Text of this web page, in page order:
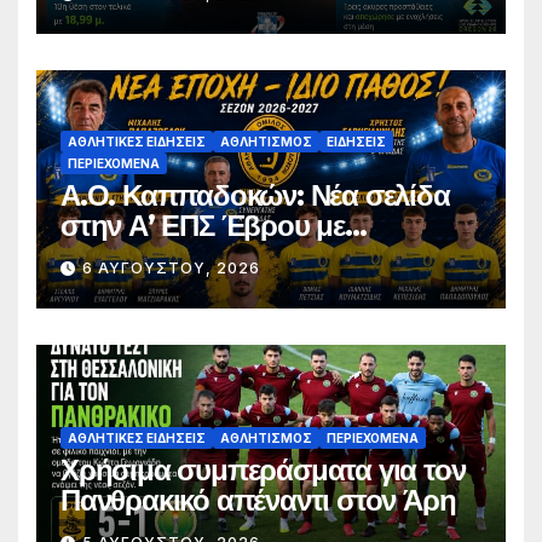
Παπαδόπουλος στον τελικό
ΑΘΛΗΤΙΚΈΣ ΕΙΔΉΣΕΙΣ ΑΘΛΗΤΙΣΜΌΣ
ΕΙΔΉΣΕΙΣ
ΠΕΡΙΕΧΌΜΕΝΑ
Α.Ο. Καππαδοκών: Νέα σελίδα
στην Α’ ΕΠΣ Έβρου με
φιλοδοξίες, σταθερότητα και
επένδυση στη νέα γενιά
6 ΑΥΓΟΎΣΤΟΥ, 2026
ΑΘΛΗΤΙΚΈΣ ΕΙΔΉΣΕΙΣ ΑΘΛΗΤΙΣΜΌΣ ΠΕΡΙΕΧΌΜΕΝΑ
Χρήσιμα συμπεράσματα για τον
Πανθρακικό απέναντι στον Άρη